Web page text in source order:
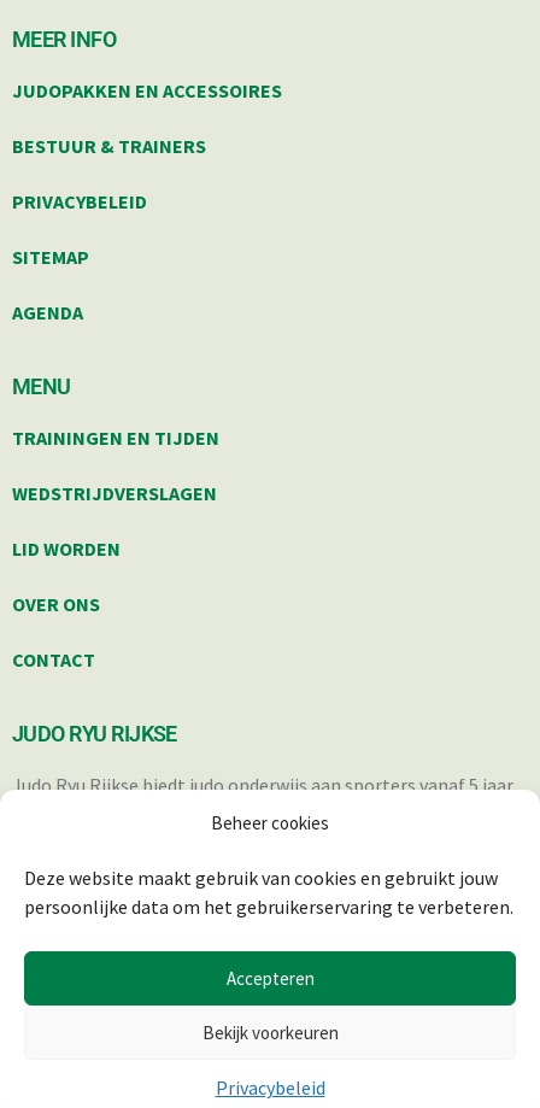
Beheer cookies
Deze website maakt gebruik van cookies en gebruikt jouw
persoonlijke data om het gebruikerservaring te verbeteren.
Accepteren
Bekijk voorkeuren
Privacybeleid
MEER INFO
JUDOPAKKEN EN ACCESSOIRES
BESTUUR & TRAINERS
PRIVACYBELEID
SITEMAP
AGENDA
MENU
TRAININGEN EN TIJDEN
WEDSTRIJDVERSLAGEN
LID WORDEN
OVER ONS
CONTACT
JUDO RYU RIJKSE
Judo Ryu Rijkse biedt judo onderwijs aan sporters vanaf 5 jaar.
Iedereen die op een verantwoorde wijze in staat is om deel te
© 2025 JUDO RYU RIJKSE | REALISATIE & ONDERHOUD: